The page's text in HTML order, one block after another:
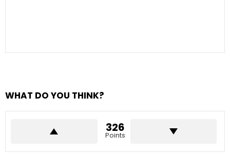
WHAT DO YOU THINK?
326
Points